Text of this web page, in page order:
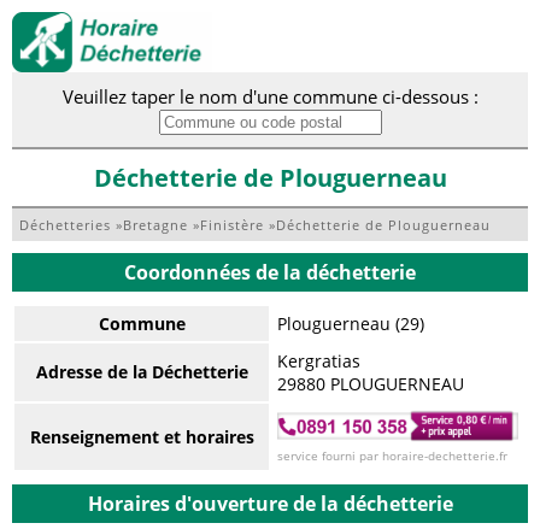
Veuillez taper le nom d'une commune ci-dessous :
Déchetterie de Plouguerneau
Déchetteries »Bretagne »Finistère »Déchetterie de Plouguerneau
Coordonnées de la déchetterie
Commune Plouguerneau (29)
Adresse de la Déchetterie
Kergratias
29880 PLOUGUERNEAU
Renseignement et horaires
service fourni par horaire-dechetterie.fr
Horaires d'ouverture de la déchetterie